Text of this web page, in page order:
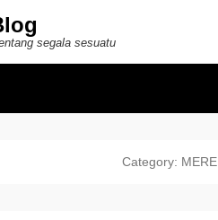
segala sesuatu
Category: